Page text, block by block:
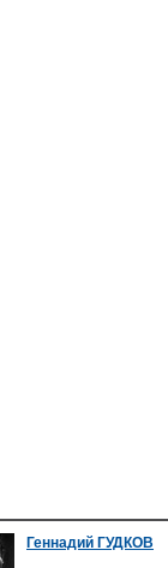
Геннадий ГУДКОВ